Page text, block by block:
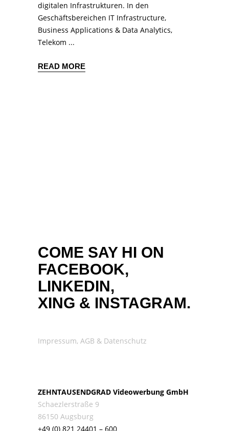
digitalen Infrastrukturen. In den
Geschäftsbereichen IT Infrastructure,
Business Applications & Data Analytics,
Telekom
READ MORE
COME SAY HI ON
FACEBOOK,
LINKEDIN,
XING & INSTAGRAM.
Impressum, AGB & Datenschutz
ZEHNTAUSENDGRAD Videowerbung GmbH
Schaezlerstraße 9
86150 Augsburg
+49 (0) 821 24401 – 600